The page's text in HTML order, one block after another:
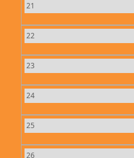
21
22
23
24
25
26